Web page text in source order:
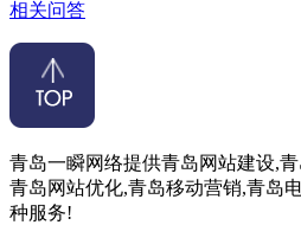
相关问答
青岛一瞬网络提供青岛网站建设,
青岛网站优化,青岛移动营销,青岛
种服务!